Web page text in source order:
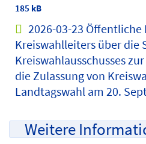
185 kB
2026-03-23
Kreiswahlleiters über die
Kreiswahlausschusses
die Zulassung von
Landtagswahl am 20.
Weitere